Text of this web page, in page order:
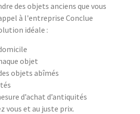
des objets anciens que vous
à l'entreprise Conclue
idéale :
objet
objets abîmés
d’achat d’antiquités
vous et au juste prix.